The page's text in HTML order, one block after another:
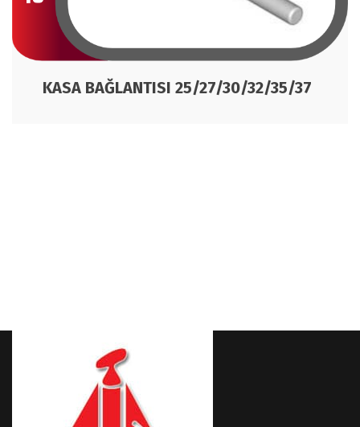
KASA BAĞLANTISI 25/27/30/32/35/37